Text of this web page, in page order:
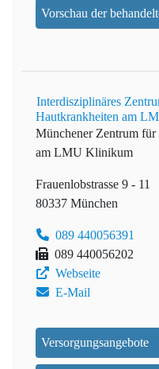
Vorschau der
Interdisziplinäres
Hautkrankheiten am
Münchener Zentrum
am LMU Klinikum
Frauenlobstrasse 9 - 11
80337 München
089 440056391
089 440056202
Webseite
E-Mail
Versorgungsangebote